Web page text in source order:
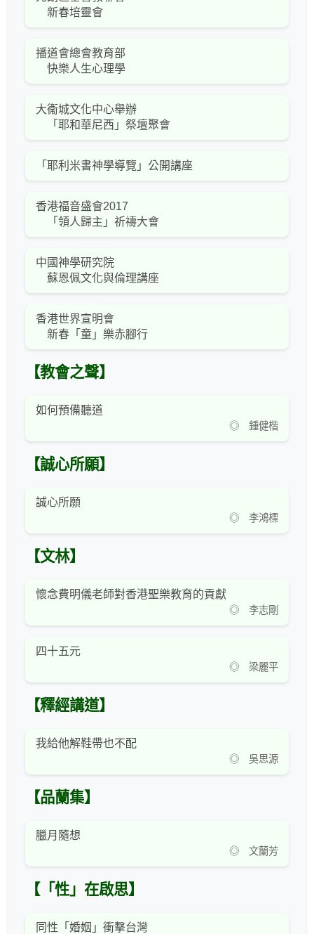
新春培靈會
播道會總會教育部
快樂人生心理學
大衞城文化中心舉辦
「耶和華尼西」祭壇聚會
「耶利米書神學導覽」公開講座
香港福音盛會2017
「領人歸主」祈禱大會
中國神學研究院
蘇恩佩文化與倫理講座
香港世界宣明會
新春「童」樂赤腳行
【教會之聲】
如何預備聽道
◎ 鍾健楷
【誠心所願】
誠心所願
◎ 李鴻標
【文林】
懷念費明儀老師對香港聖樂教育的貢獻
◎ 李志剛
四十五元
◎ 梁麗平
【釋經講道】
我給他解鞋帶也不配
◎ 吳思源
【品蘭集】
臘月隨想
◎ 文蘭芳
【「性」在啟思】
同性「婚姻」衝擊台灣